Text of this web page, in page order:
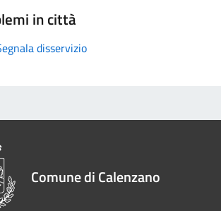
in città
disservizio
Comune di Calenzano